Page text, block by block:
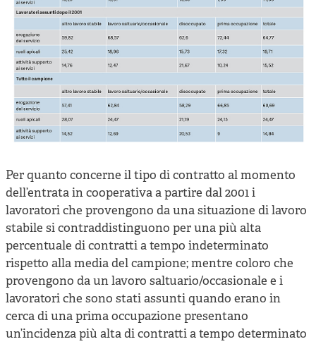
Per quanto concerne il tipo di contratto al momento
dell’entrata in cooperativa a partire dal 2001 i
lavoratori che provengono da una situazione di lavoro
stabile si contraddistinguono per una più alta
percentuale di contratti a tempo indeterminato
rispetto alla media del campione; mentre coloro che
provengono da un lavoro saltuario/occasionale e i
lavoratori che sono stati assunti quando erano in
cerca di una prima occupazione presentano
un’incidenza più alta di contratti a tempo determinato